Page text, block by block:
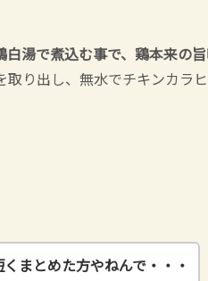
白湯で煮込む事で、鶏本来の
り出し、無水でチキンカラヒ
まとめた方やねんで・・・